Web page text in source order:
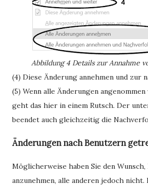
Abbildung 4 Details zur Annahme
(4) Diese Änderung annehmen und zur
(5) Wenn alle Änderungen
geht das hier in einem Rutsch. Der
beendet auch gleichzeitig die
Änderungen nach Benutzern
Möglicherweise haben Sie den
anzunehmen, alle anderen jedoch